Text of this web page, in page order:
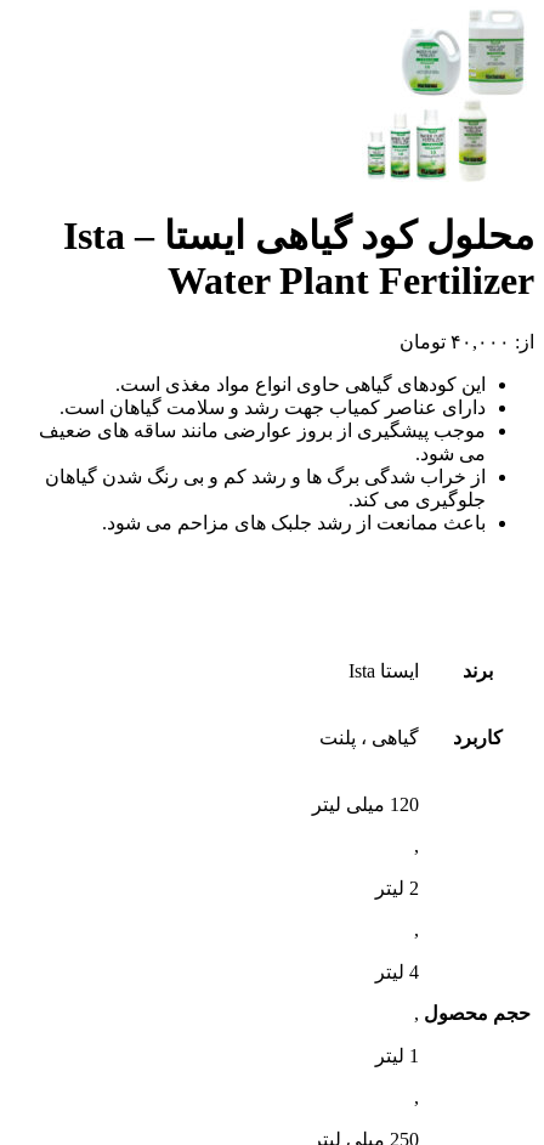
محلول کود گیاهی ایستا – Ista
Water Plant Fertilizer
از: ۴۰,۰۰۰ تومان
این کودهای گیاهی حاوی انواع مواد مغذی است.
دارای عناصر کمیاب جهت رشد و سلامت گیاهان است.
موجب پیشگیری از بروز عوارضی مانند ساقه های ضعیف
می شود.
از خراب شدگی برگ ها و رشد کم و بی رنگ شدن گیاهان
جلوگیری می کند.
باعث ممانعت از رشد جلبک های مزاحم می شود.
برند ایستا Ista
کاربرد گیاهی ، پلنت
حجم محصول
120 میلی لیتر
,
2 لیتر
,
4 لیتر
,
1 لیتر
,
250 میلی لیتر